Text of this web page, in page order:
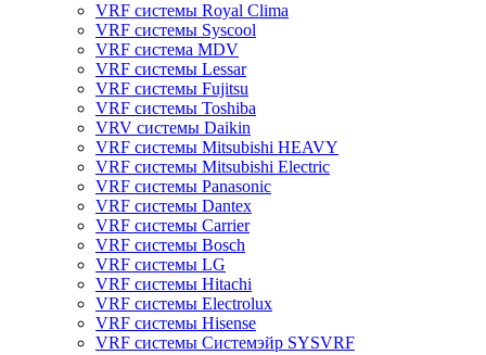
VRF системы Royal Clima
VRF системы Syscool
VRF система MDV
VRF системы Lessar
VRF системы Fujitsu
VRF системы Toshiba
VRV системы Daikin
VRF системы Mitsubishi HEAVY
VRF системы Mitsubishi Electric
VRF системы Panasonic
VRF системы Dantex
VRF системы Carrier
VRF системы Bosch
VRF системы LG
VRF системы Hitachi
VRF системы Electrolux
VRF системы Hisense
VRF системы Системэйр SYSVRF